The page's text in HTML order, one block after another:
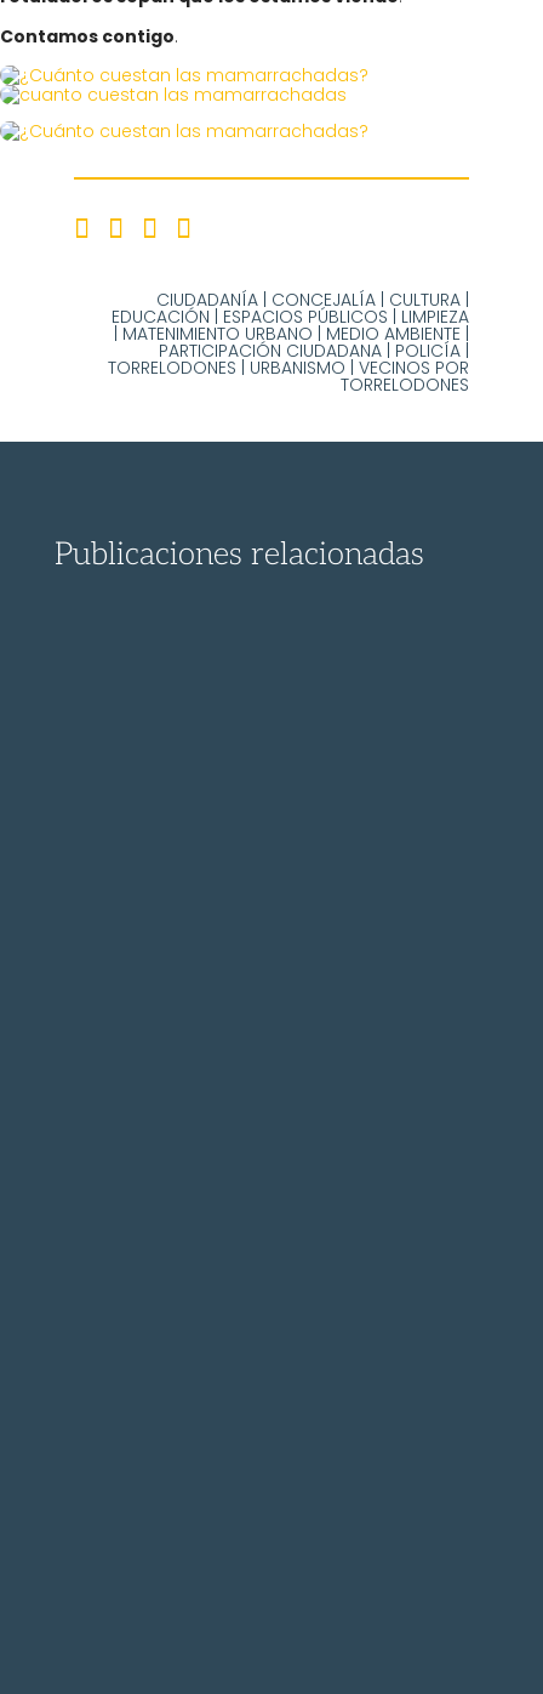
Contamos contigo.
CIUDADANÍA CONCEJALÍA CULTURA
EDUCACIÓN ESPACIOS PÚBLICOS LIMPIEZA
MATENIMIENTO URBANO MEDIO AMBIENTE
PARTICIPACIÓN CIUDADANA POLICÍA
TORRELODONES URBANISMO |VECINOS POR
TORRELODONES
Publicaciones relacionadas